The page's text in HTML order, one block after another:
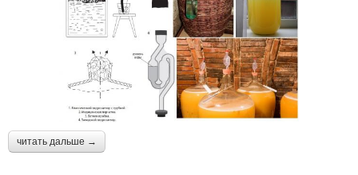
читать дальше →